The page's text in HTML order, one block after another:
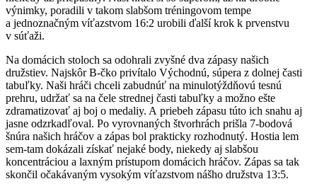
výnimky, poradili v takom slabšom tréningovom tempe
a jednoznačným víťazstvom 16:2 urobili ďalší krok k prvenstvu
v súťaži.
Na domácich stoloch sa odohrali zvyšné dva zápasy našich
družstiev. Najskôr B-čko privítalo Východnú, súpera z dolnej časti
tabuľky. Naši hráči chceli zabudnúť na minulotýždňovú tesnú
prehru, udržať sa na čele strednej časti tabuľky a možno ešte
zdramatizovať aj boj o medaliy. A priebeh zápasu túto ich snahu aj
jasne odzrkadľoval. Po vyrovnaných štvorhrách prišla 7-bodová
šnúra našich hráčov a zápas bol prakticky rozhodnutý. Hostia lem
sem-tam dokázali získať nejaké body, niekedy aj slabšou
koncentráciou a laxným prístupom domácich hráčov. Zápas sa tak
skončil očakávaným vysokým víťazstvom nášho družstva 13:5.